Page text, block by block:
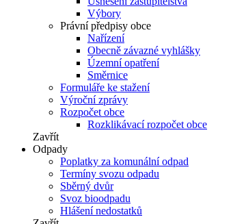
Výbory
Právní předpisy obce
Nařízení
Obecně závazné vyhlášky
Územní opatření
Směrnice
Formuláře ke stažení
Výroční zprávy
Rozpočet obce
Rozklikávací rozpočet obce
Zavřít
Odpady
Poplatky za komunální odpad
Termíny svozu odpadu
Sběrný dvůr
Svoz bioodpadu
Hlášení nedostatků